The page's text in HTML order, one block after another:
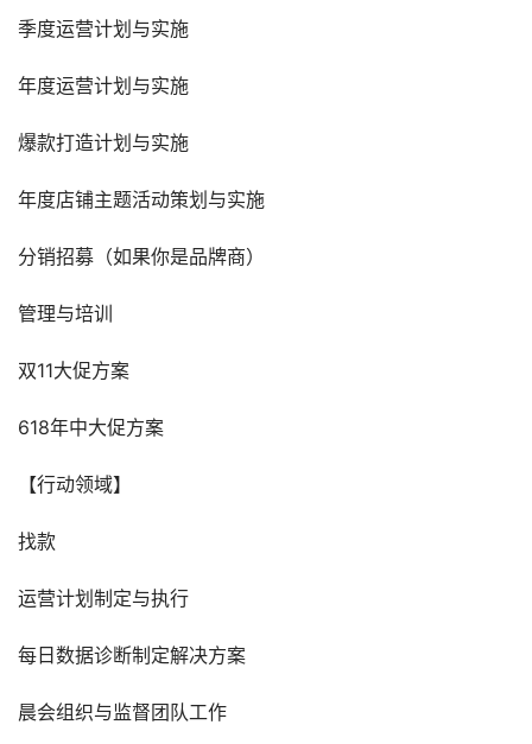
季度运营计划与实施
年度运营计划与实施
爆款打造计划与实施
年度店铺主题活动策划与实施
分销招募（如果你是品牌商）
管理与培训
双11大促方案
618年中大促方案
【行动领域】
找款
运营计划制定与执行
每日数据诊断制定解决方案
晨会组织与监督团队工作